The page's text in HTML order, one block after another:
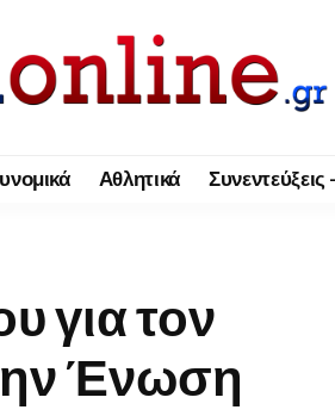
Αθλητικά
για τον
Ένωση